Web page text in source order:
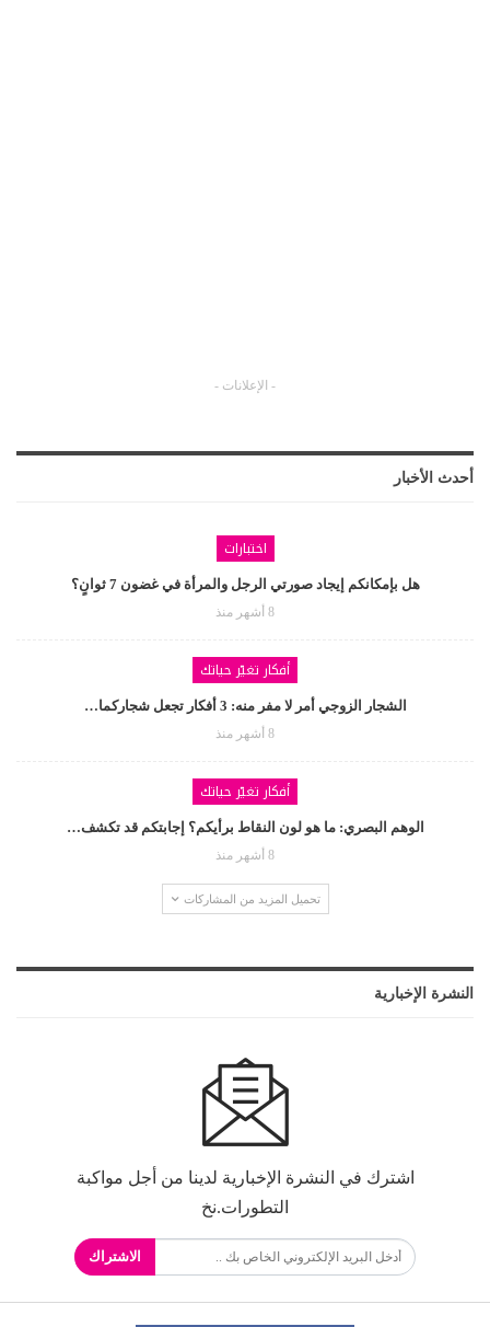
- الإعلانات -
أحدث الأخبار
اختبارات
هل بإمكانكم إيجاد صورتي الرجل والمرأة في غضون 7 ثوانٍ؟
8 أشهر منذ
أفكار تغيّر حياتك
الشجار الزوجي أمر لا مفر منه: 3 أفكار تجعل شجاركما…
8 أشهر منذ
أفكار تغيّر حياتك
الوهم البصري: ما هو لون النقاط برأيكم؟ إجابتكم قد تكشف…
8 أشهر منذ
تحميل المزيد من المشاركات
النشرة الإخبارية
اشترك في النشرة الإخبارية لدينا من أجل مواكبة
التطورات.نخ
الاشتراك